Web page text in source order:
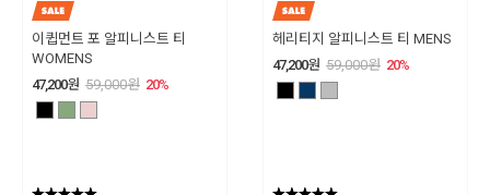
이큅먼트 포 알피니스트 티
WOMENS
47,200원 59,000원 20%
헤리티지 알피니스트 티 MENS
47,200원 59,000원 20%